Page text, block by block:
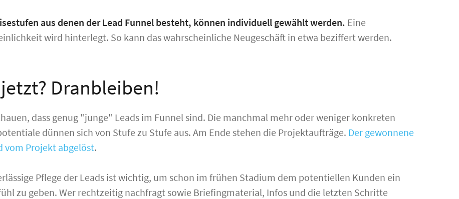
aus denen der Lead Funnel besteht, können individuell gewählt werden. Eine
wird hinterlegt. So kann das wahrscheinliche Neugeschäft in etwa beziffert werden.
Dranbleiben!
dass genug "junge" Leads im Funnel sind. Die manchmal mehr oder weniger konkreten
dünnen sich von Stufe zu Stufe aus. Am Ende stehen die Projektaufträge. Der gewonnene
vom Projekt abgelöst.
Pflege der Leads ist wichtig, um schon im frühen Stadium dem potentiellen Kunden ein
zu geben. Wer rechtzeitig nachfragt sowie Briefingmaterial, Infos und die letzten Schritte